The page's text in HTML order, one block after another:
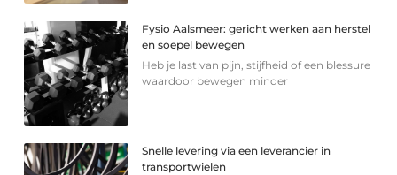
Fysio Aalsmeer: gericht werken aan herstel
en soepel bewegen
Heb je last van pijn, stijfheid of een blessure
waardoor bewegen minder
Snelle levering via een leverancier in
transportwielen